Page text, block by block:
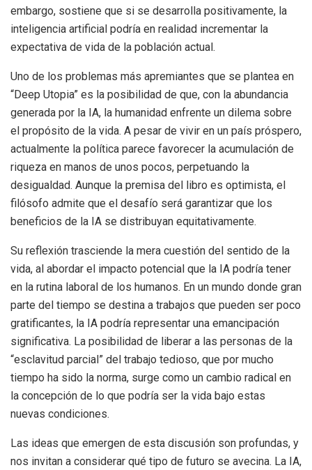
embargo, sostiene que si se desarrolla positivamente, la
inteligencia artificial podría en realidad incrementar la
expectativa de vida de la población actual.
Uno de los problemas más apremiantes que se plantea en
“Deep Utopia” es la posibilidad de que, con la abundancia
generada por la IA, la humanidad enfrente un dilema sobre
el propósito de la vida. A pesar de vivir en un país próspero,
actualmente la política parece favorecer la acumulación de
riqueza en manos de unos pocos, perpetuando la
desigualdad. Aunque la premisa del libro es optimista, el
filósofo admite que el desafío será garantizar que los
beneficios de la IA se distribuyan equitativamente.
Su reflexión trasciende la mera cuestión del sentido de la
vida, al abordar el impacto potencial que la IA podría tener
en la rutina laboral de los humanos. En un mundo donde gran
parte del tiempo se destina a trabajos que pueden ser poco
gratificantes, la IA podría representar una emancipación
significativa. La posibilidad de liberar a las personas de la
“esclavitud parcial” del trabajo tedioso, que por mucho
tiempo ha sido la norma, surge como un cambio radical en
la concepción de lo que podría ser la vida bajo estas
nuevas condiciones.
Las ideas que emergen de esta discusión son profundas, y
nos invitan a considerar qué tipo de futuro se avecina. La IA,